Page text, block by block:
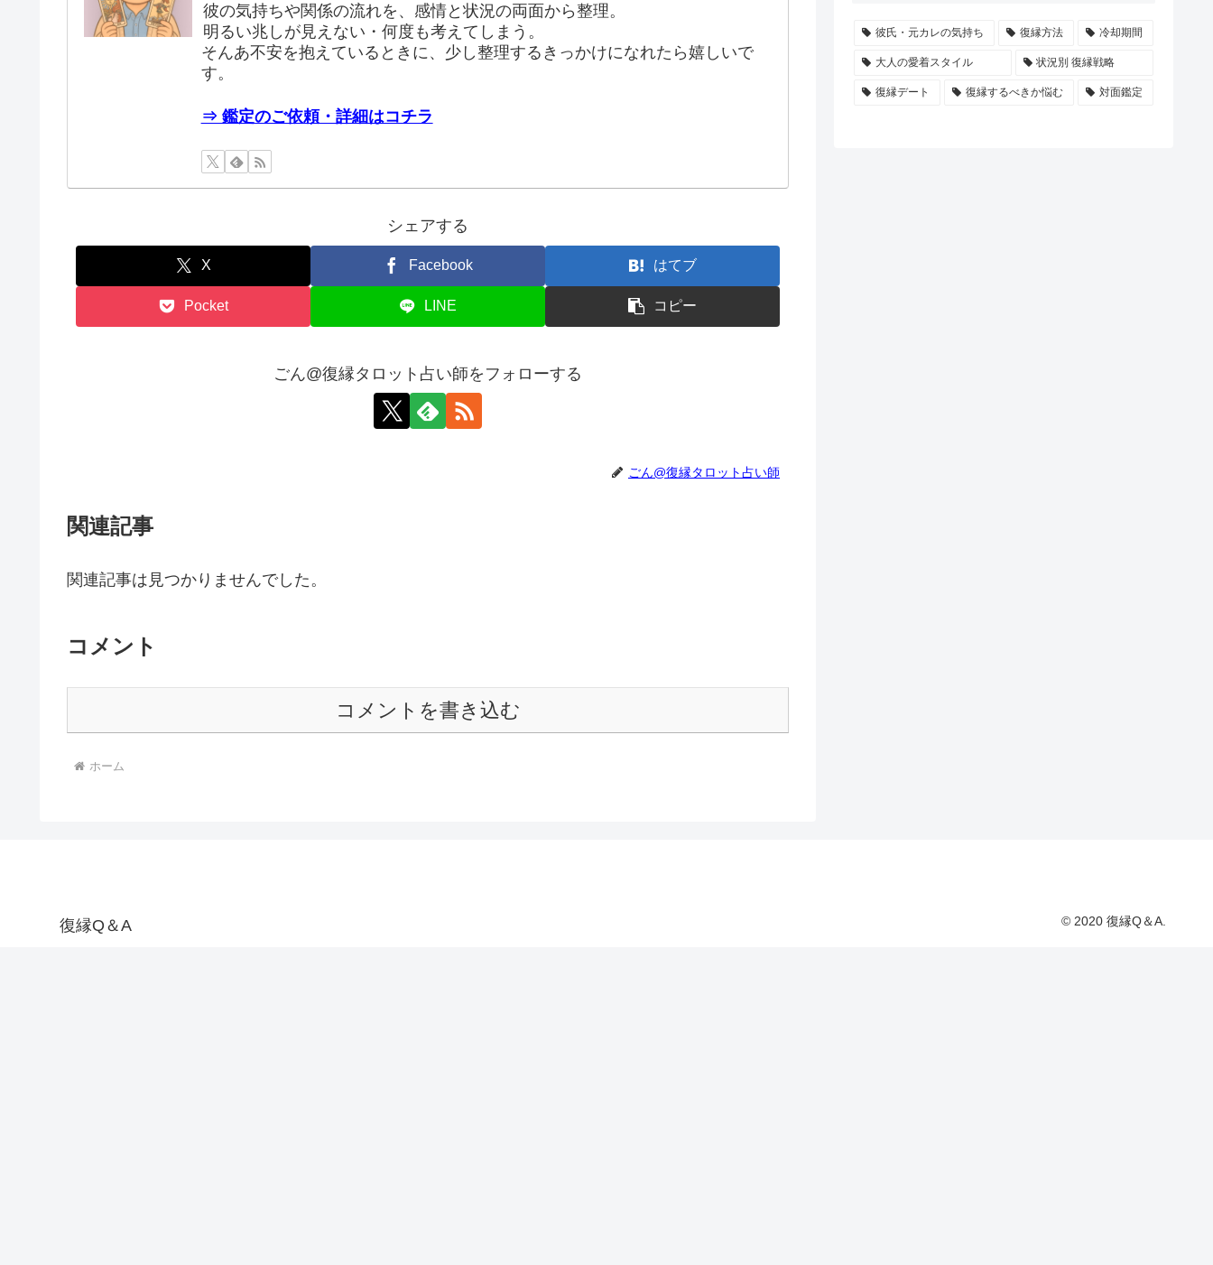
彼の気持ちや関係の流れを、感情と状況の両面から整理。
明るい兆しが見えない・何度も考えてしまう。
そんあ不安を抱えているときに、少し整理するきっかけになれたら嬉しいで
す。
⇒ 鑑定のご依頼・詳細はコチラ
シェアする
X Facebook はてブ
Pocket LINE コピー
ごん@復縁タロット占い師をフォローする
ごん@復縁タロット占い師
関連記事
関連記事は見つかりませんでした。
コメント
コメントを書き込む
ホーム
彼氏・元カレの気持ち 復縁方法 冷却期間
大人の愛着スタイル 状況別 復縁戦略
復縁デート 復縁するべきか悩む 対面鑑定
復縁Q＆A © 2020 復縁Q＆A.